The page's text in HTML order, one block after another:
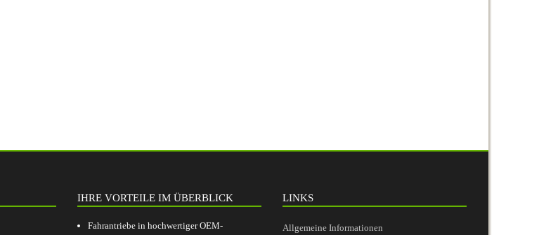
IHRE VORTEILE IM ÜBERBLICK
Fahrantriebe in hochwertiger OEM-
LINKS
Allgemeine Informationen